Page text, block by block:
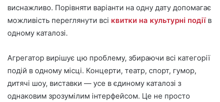
виснажливо. Порівняти варіанти на одну дату допомагає
можливість переглянути всі квитки на культурні подіїв
одному каталозі.
Агрегатор вирішує цю проблему, збираючи всі категорії
подій в одному місці. Концерти, театр, спорт, гумор,
дитячі шоу, виставки — усе в єдиному каталозі з
однаковим зрозумілим інтерфейсом. Це не просто